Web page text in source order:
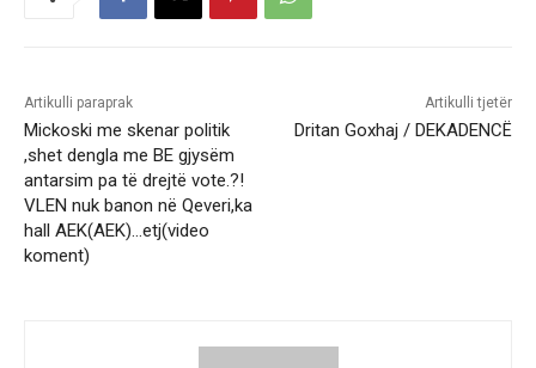
Artikulli paraprak
Mickoski me skenar politik
,shet dengla me BE gjysëm
antarsim pa të drejtë vote.?!
VLEN nuk banon në Qeveri,ka
hall AEK(AEK)…etj(video
koment)
Artikulli tjetër
Dritan Goxhaj / DEKADENCË